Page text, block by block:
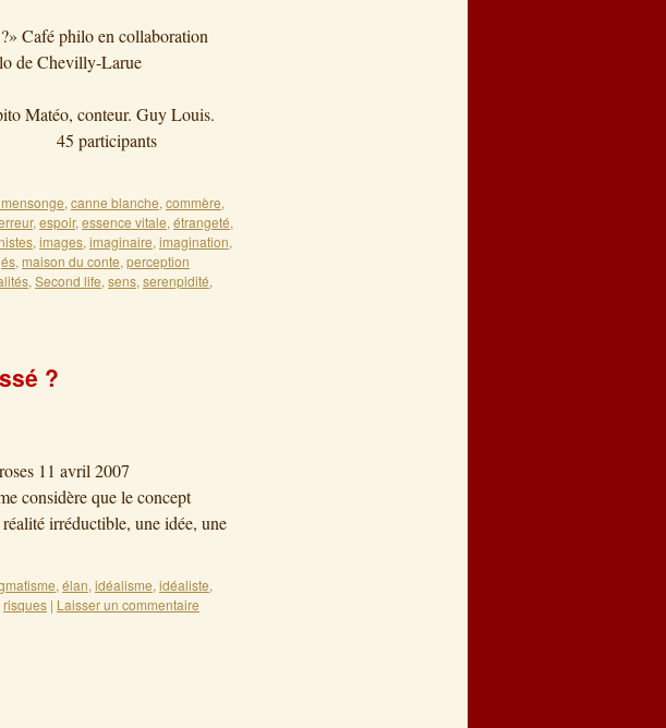
Café philo en collaboration
de Chevilly-Larue
2008
Matéo, conteur. Guy Louis.
participants
, canne blanche, commère,
, espoir, essence vitale, étrangeté,
, images, imaginaire, imagination,
, maison du conte, perception
, Second life, sens, serenpidité,
?
11 avril 2007
considère que le concept
irréductible, une idée, une
, élan, idéalisme, idéaliste,
risques | Laisser un commentaire